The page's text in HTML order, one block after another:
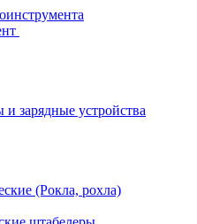
зарядные устройства
(Рокла, рохла)